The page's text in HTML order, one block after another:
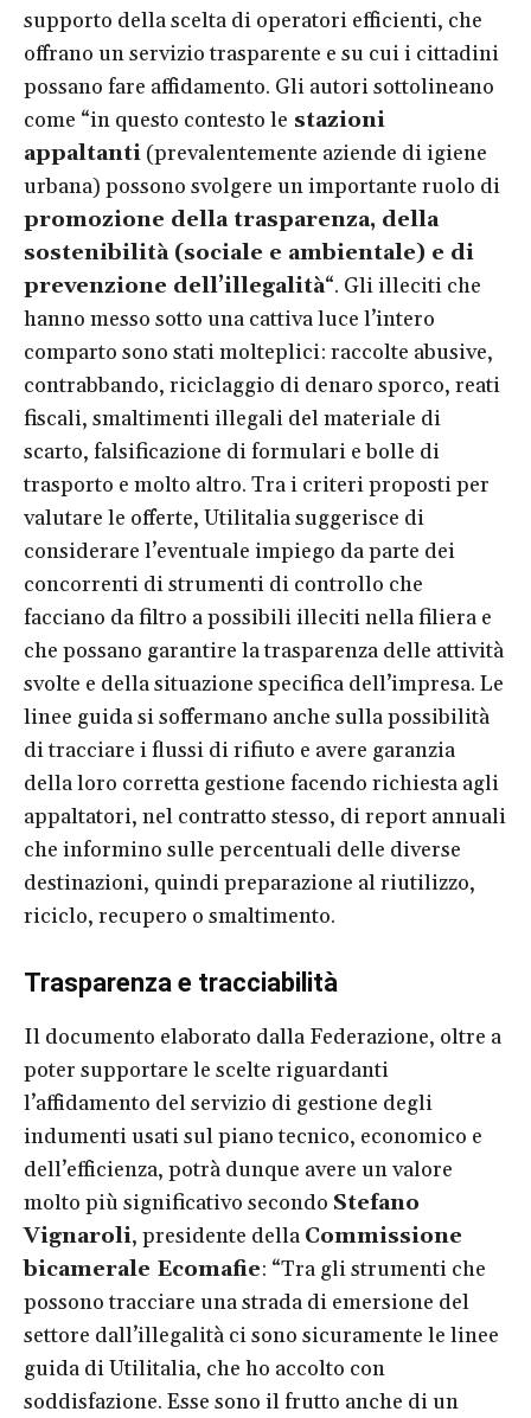
supporto della scelta di operatori efficienti, che
offrano un servizio trasparente e su cui i cittadini
possano fare affidamento. Gli autori sottolineano
come “in questo contesto le stazioni
appaltanti (prevalentemente aziende di igiene
urbana) possono svolgere un importante ruolo di
promozione della trasparenza, della
sostenibilità (sociale e ambientale) e di
prevenzione dell’illegalità“. Gli illeciti che
hanno messo sotto una cattiva luce l’intero
comparto sono stati molteplici: raccolte abusive,
contrabbando, riciclaggio di denaro sporco, reati
fiscali, smaltimenti illegali del materiale di
scarto, falsificazione di formulari e bolle di
trasporto e molto altro. Tra i criteri proposti per
valutare le offerte, Utilitalia suggerisce di
considerare l’eventuale impiego da parte dei
concorrenti di strumenti di controllo che
facciano da filtro a possibili illeciti nella filiera e
che possano garantire la trasparenza delle attività
svolte e della situazione specifica dell’impresa. Le
linee guida si soffermano anche sulla possibilità
di tracciare i flussi di rifiuto e avere garanzia
della loro corretta gestione facendo richiesta agli
appaltatori, nel contratto stesso, di report annuali
che informino sulle percentuali delle diverse
destinazioni, quindi preparazione al riutilizzo,
riciclo, recupero o smaltimento.
Trasparenza e tracciabilità
Il documento elaborato dalla Federazione, oltre a
poter supportare le scelte riguardanti
l’affidamento del servizio di gestione degli
indumenti usati sul piano tecnico, economico e
dell’efficienza, potrà dunque avere un valore
molto più significativo secondo Stefano
Vignaroli, presidente della Commissione
bicamerale Ecomafie: “Tra gli strumenti che
possono tracciare una strada di emersione del
settore dall’illegalità ci sono sicuramente le linee
guida di Utilitalia, che ho accolto con
soddisfazione. Esse sono il frutto anche di un